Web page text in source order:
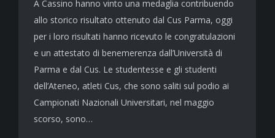
A Cassino hanno vinto una medaglia contribuendo
allo storico risultato ottenuto dal Cus Parma, oggi
per i loro risultati hanno ricevuto le congratulazioni
e un attestato di benemerenza dall’Università di
Parma e dal Cus. Le studentesse e gli studenti
dell’Ateneo, atleti Cus, che sono saliti sul podio ai
Campionati Nazionali Universitari, nel maggio
scorso, sono…